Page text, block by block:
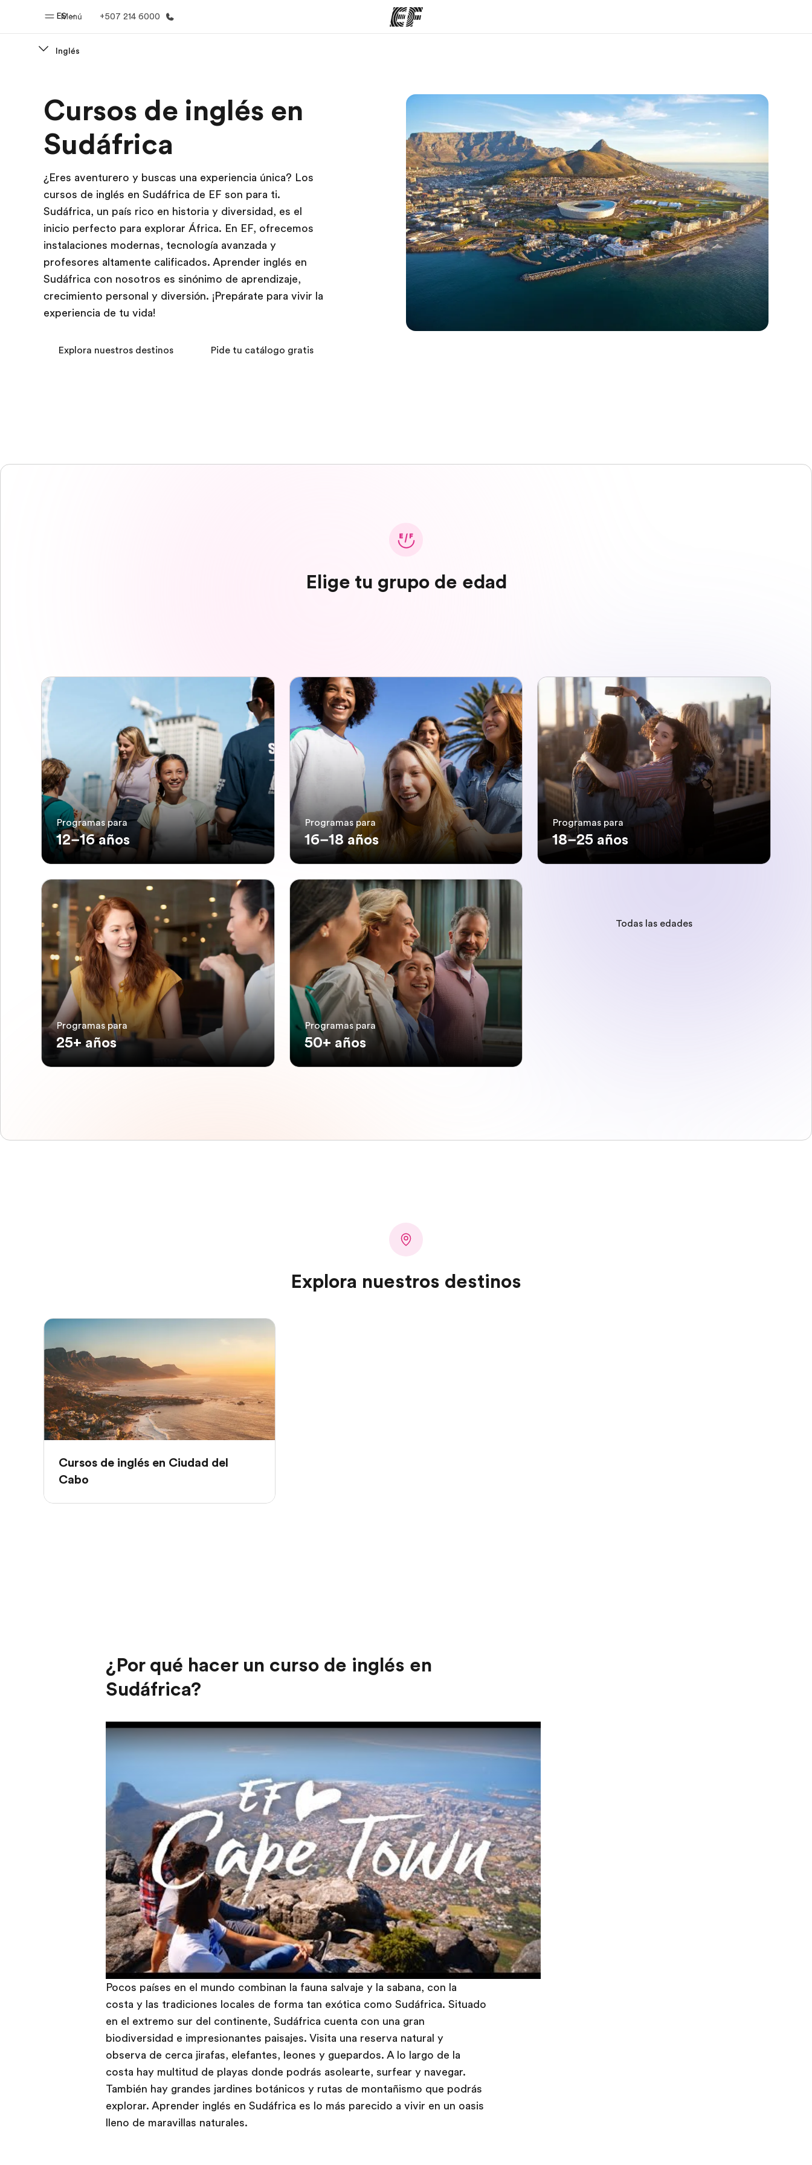
Menú
ES +507 214 6000
Bienvenido a EF Ver todo lo que hacemos Encuentra una oficina Únete al equipo
Inglés
Cursos de inglés en
Sudáfrica
¿Eres aventurero y buscas una experiencia única? Los
cursos de inglés en Sudáfrica de EF son para ti.
Sudáfrica, un país rico en historia y diversidad, es el
inicio perfecto para explorar África. En EF, ofrecemos
instalaciones modernas, tecnología avanzada y
profesores altamente calificados. Aprender inglés en
Sudáfrica con nosotros es sinónimo de aprendizaje,
crecimiento personal y diversión. ¡Prepárate para vivir la
experiencia de tu vida!
Explora nuestros destinos Pide tu catálogo gratis
Elige tu grupo de edad
Programas para
12–16 años
Programas para
16–18 años
Programas para
18–25 años
Programas para
25+ años
Programas para
50+ años
Todas las edades
Explora nuestros destinos
Cursos de inglés en Ciudad del
Cabo
¿Por qué hacer un curso de inglés en
Sudáfrica?
Pocos países en el mundo combinan la fauna salvaje y la sabana, con la
costa y las tradiciones locales de forma tan exótica como Sudáfrica. Situado
en el extremo sur del continente, Sudáfrica cuenta con una gran
biodiversidad e impresionantes paisajes. Visita una reserva natural y
observa de cerca jirafas, elefantes, leones y guepardos. A lo largo de la
costa hay multitud de playas donde podrás asolearte, surfear y navegar.
También hay grandes jardines botánicos y rutas de montañismo que podrás
explorar. Aprender inglés en Sudáfrica es lo más parecido a vivir en un oasis
lleno de maravillas naturales.